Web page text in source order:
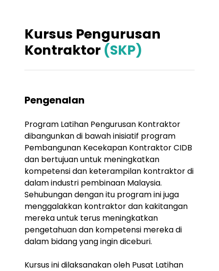
Kursus Pengurusan
Kontraktor (SKP)
Pengenalan
Program Latihan Pengurusan Kontraktor
dibangunkan di bawah inisiatif program
Pembangunan Kecekapan Kontraktor CIDB
dan bertujuan untuk meningkatkan
kompetensi dan keterampilan kontraktor di
dalam industri pembinaan Malaysia.
Sehubungan dengan itu program ini juga
menggalakkan kontraktor dan kakitangan
mereka untuk terus meningkatkan
pengetahuan dan kompetensi mereka di
dalam bidang yang ingin diceburi.
Kursus ini dilaksanakan oleh Pusat Latihan